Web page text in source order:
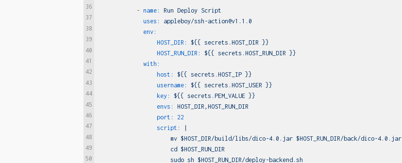
36
37
38
39
40
41
42
43
44
45
46
47
48
49
50
- name: Run Deploy Script
uses:
appleboy/ssh-action@v1.1.0
env:
HOST_DIR:
${{ secrets.HOST_DIR
}}
HOST_RUN_DIR:
${{ secrets.HOST_RUN_DIR
}}
with:
host:
${{ secrets.HOST_IP }}
username:
${{ secrets.HOST_USER
}}
key:
${{ secrets.PEM_VALUE }}
envs:
HOST_DIR,HOST_RUN_DIR
port:
22
script:
                     mv $HOST_DIR/build/libs/dico-4.0.jar $HOST_RUN_DIR/back/dico-4.0.jar
                     cd $HOST_RUN_DIR